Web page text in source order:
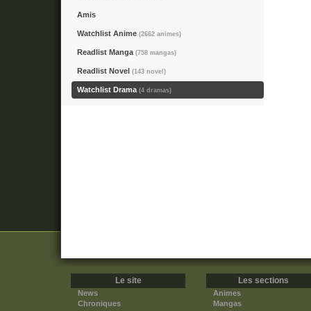
Amis
Watchlist Anime (2662 animes)
Readlist Manga (758 mangas)
Readlist Novel (143 novel)
Watchlist Drama (4 dramas)
Le site
News
Chroniques
Les sections
Animes
Mangas